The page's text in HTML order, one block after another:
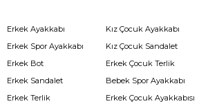
Erkek Ayakkabı
Erkek Spor Ayakkabı
Erkek Bot
Erkek Sandalet
Erkek Terlik
Kız Çocuk Ayakkabı
Kız Çocuk Sandalet
Erkek Çocuk Terlik
Bebek Spor Ayakkabı
Erkek Çocuk Ayakkabısı